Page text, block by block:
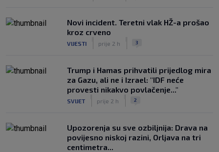
Novi incident. Teretni vlak HŽ-a prošao
kroz crveno
VIJESTI prije 2 h 3
Trump i Hamas prihvatili prijedlog mira
za Gazu, ali ne i Izrael: "IDF neće
provesti nikakvo povlačenje..."
SVIJET prije 2 h 2
Upozorenja su sve ozbiljnija: Drava na
povijesno niskoj razini, Orljava na tri
centimetra...